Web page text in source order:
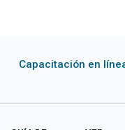
Capacitación en